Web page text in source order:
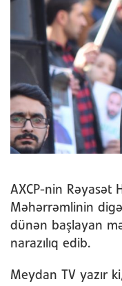
AXCP-nin Rəyasət
Məhərrəmlinin
dünən başlayan
narazılıq edib.
Meydan TV yazır